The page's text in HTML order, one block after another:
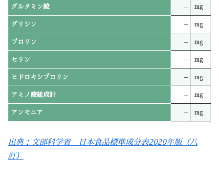
グルタミン酸 – mg
グリシン – mg
プロリン – mg
セリン – mg
ヒドロキシプロリン – mg
アミノ酸組成計 – mg
アンモニア – mg
出典：文部科学省 日本食品標準成分表2020年版（八
訂）